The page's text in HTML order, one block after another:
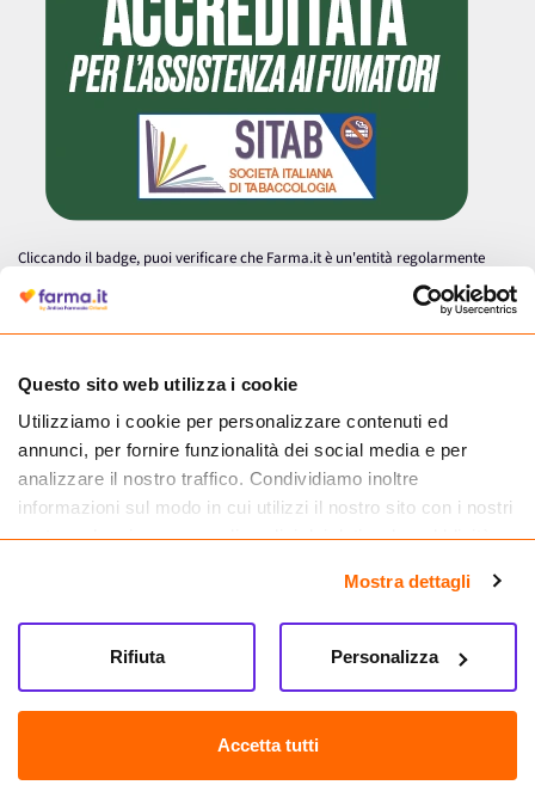
Questo sito web utilizza i cookie
Utilizziamo i cookie per personalizzare contenuti ed
annunci, per fornire funzionalità dei social media e per
analizzare il nostro traffico. Condividiamo inoltre
informazioni sul modo in cui utilizzi il nostro sito con i nostri
partner che si occupano di analisi dei dati web, pubblicità e
informazioni che hai fornito loro o che hanno raccolto dal
tuo utilizzo dei loro servizi.
Mostra dettagli
Accetta tutti
Personalizza
Rifiuta
Cliccando il badge, puoi verificare che Farma.it è un'entità regolarmente
autorizzata dal Ministero della Salute a effettuare la vendita online di
medicinali.
Farma.it S.a.s. P. IVA 07417261216 REA: NA-884088
CREDITS
Sede legale Via delle Repubbliche Marinare 128, 80147 Napoli